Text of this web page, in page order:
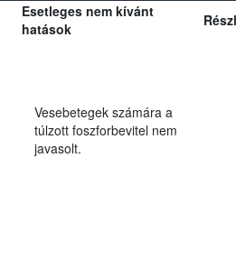
Esetleges nem kívánt
hatások
Vesebetegek számára a
túlzott foszforbevitel nem
javasolt.